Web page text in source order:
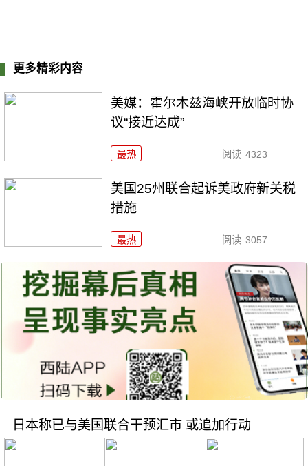
更多精彩内容
美媒：霍尔木兹海峡开放临时协
议“接近达成”
最热 阅读 4323
美国25州联合起诉美政府新关税
措施
最热 阅读 3057
日本称已与美国联合干预汇市 或追加行动